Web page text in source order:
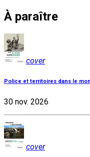
À paraître
cover
Police et territoires dans le
30 nov. 2026
cover